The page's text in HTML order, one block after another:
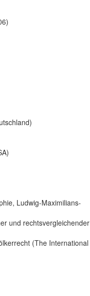
Ludwig-Maximilians-
und rechtsvergleichender
(The International